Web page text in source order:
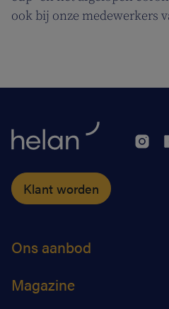
ook bij onze medewerkers
hun klanten kunnen
Klant worden
Ons aanbod
Magazine